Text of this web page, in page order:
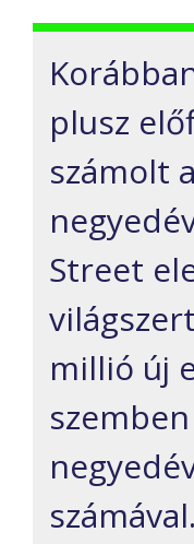
plusz
számolt
Street
millió új
számával.